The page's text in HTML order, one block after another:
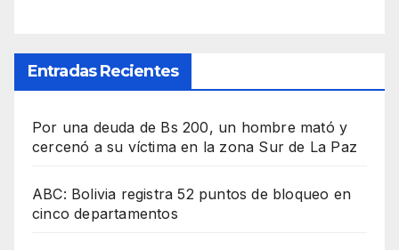
Entradas Recientes
Por una deuda de Bs 200, un hombre mató y
cercenó a su víctima en la zona Sur de La Paz
ABC: Bolivia registra 52 puntos de bloqueo en
cinco departamentos